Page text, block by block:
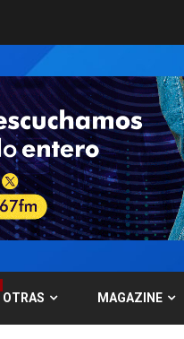
OTRAS MAGAZINE
7